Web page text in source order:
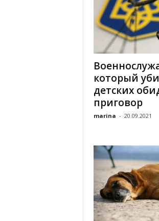
который
детских
приговор
marina - 20.09.2021